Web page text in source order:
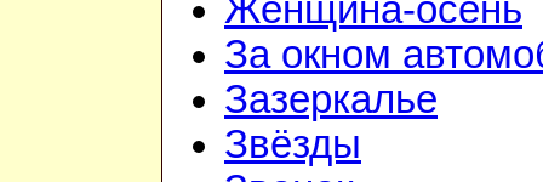
Женщина-осень
За окном
Зазеркалье
Звёзды